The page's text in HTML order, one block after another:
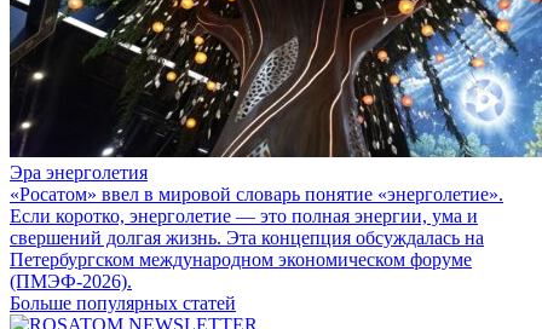
Эра энерголетия
«Росатом» ввел в мировой словарь понятие «энерголетие».
Если коротко, энерголетие — это полная энергии, ума и
свершений долгая жизнь. Эта концепция обсуждалась на
Петербургском международном экономическом форуме
(ПМЭФ-2026).
Больше популярных статей